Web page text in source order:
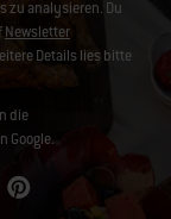
zu analysieren. Du
Newsletter
Details lies bitte
die
Google.